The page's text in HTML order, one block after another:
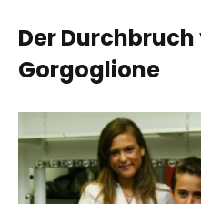
Der Durchbruch
Gorgoglione